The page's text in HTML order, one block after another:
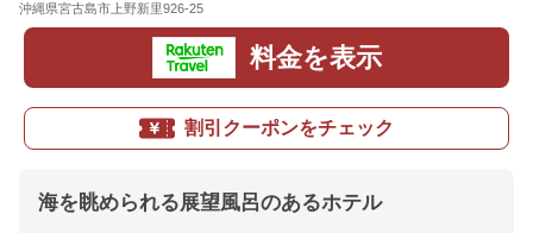
沖縄県宮古島市上野新里926-25
料金を表示
割引クーポンをチェック
海を眺められる展望風呂のあるホテル